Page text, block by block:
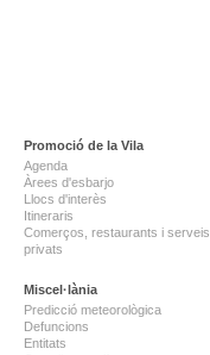
Promoció de la Vila
Agenda
Àrees d'esbarjo
Llocs d'interès
Itineraris
Comerços, restaurants i serveis
privats
Miscel·lània
Predicció meteorològica
Defuncions
Entitats